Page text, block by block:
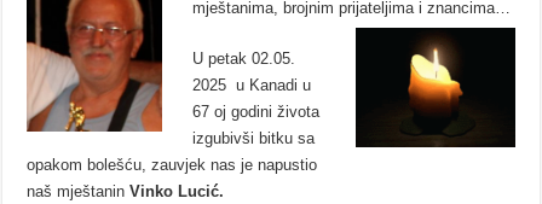
mještanima, brojnim prijateljima i znancima…
U petak 02.05.
2025 u Kanadi u
67 oj godini života
izgubivši bitku sa
opakom bolešću, zauvjek nas je napustio
naš mještanin Vinko Lucić.